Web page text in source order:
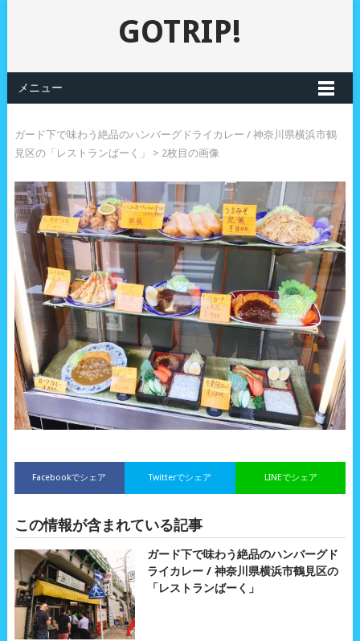
GOTRIP!
メニュー
ガード下で味わう絶品のハンバーグドライカレー / 神奈川県横浜市鶴
見区の「レストランばーく」
> 2枚目の画像
Facebookでシェア LINEでシェア
Twitterでシェア
この情報が含まれている記事
ガード下で味わう絶品のハンバーグド
ライカレー / 神奈川県横浜市鶴見区の
「レストランばーく」